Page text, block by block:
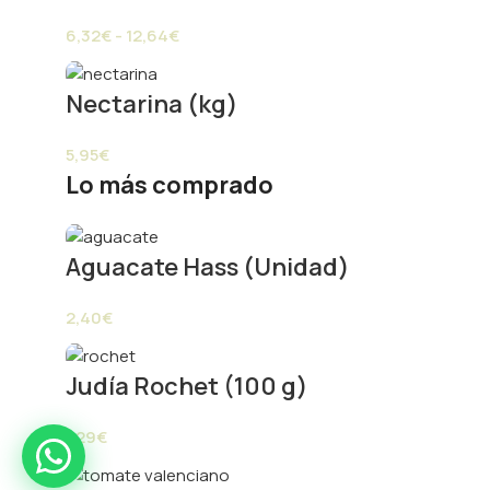
En línea ahora
Paprik
gourmet
6,32€- 12,64€
Nectarina (kg)
5,95€
Lo más comprado
Aguacate Hass (Unidad)
2,40€
Judía Rochet (100 g)
1,29€